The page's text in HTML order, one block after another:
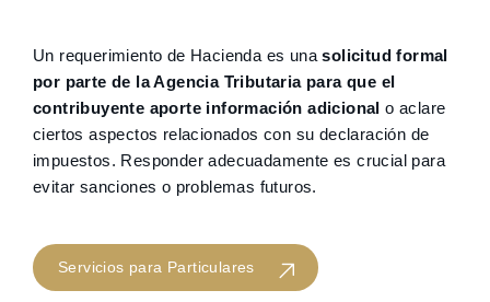
Un requerimiento de Hacienda es unasolicitud formal
por parte de la Agencia Tributaria para que el
contribuyente aporte información adicional o aclare
ciertos aspectos relacionados con su declaración de
impuestos. Responder adecuadamente es crucial para
evitar sanciones o problemas futuros.
Servicios para Particulares